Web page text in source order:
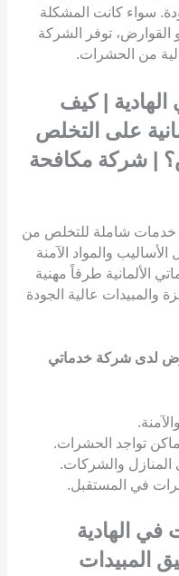
سواء كانت المشكلة
القوارض، توفر الشركة
من الحشرات.
| كيف
على التخلص
| شركة مكافحة
خدمات شاملة للتخلص من
والمواد الآمنة
الألمانية طرقاً مهنية
والمبيدات عالية الجودة
لدى شركة خدماتي
تواجد الحشرات.
المنازل والشركات.
في المستقبل.
الهادية
المبيدات